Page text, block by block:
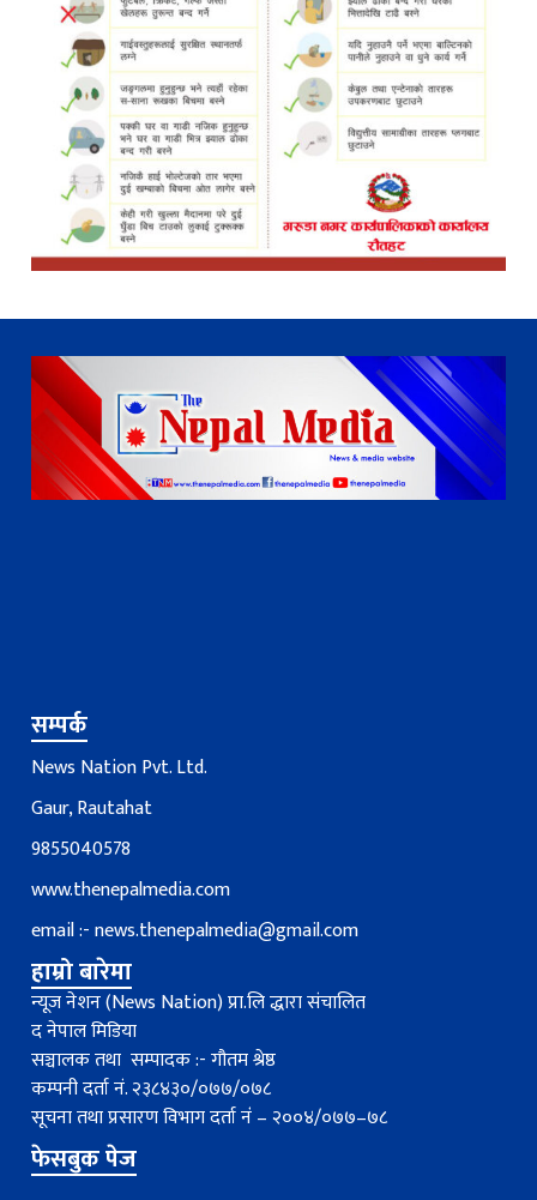
सम्पर्क
News Nation Pvt. Ltd.
Gaur, Rautahat
9855040578
www.thenepalmedia.com
email :-news.thenepalmedia@gmail.com
हाम्रो बारेमा
न्यूज नेशन (News Nation) प्रा.लि द्धारा संचालित
द नेपाल मिडिया
सञ्चालक तथा सम्पादक :- गौतम श्रेष्ठ
कम्पनी दर्ता नं. २३८४३०/०७७/०७८
सूचना तथा प्रसारण विभाग दर्ता नंं – २००४/०७७–७८
फेसबुक पेज